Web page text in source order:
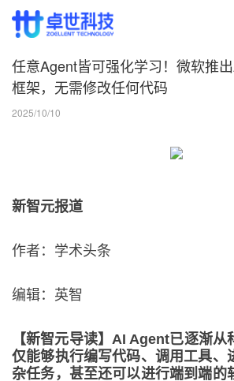
任意Agent皆可强化学习！微软推
框架，无需修改任何代码
2025/10/10
新智元报道
作者：学术头条
编辑：英智
【新智元导读】AI Agent已逐渐从
仅能够执行编写代码、调用工具、
杂任务，甚至还可以进行端到端的